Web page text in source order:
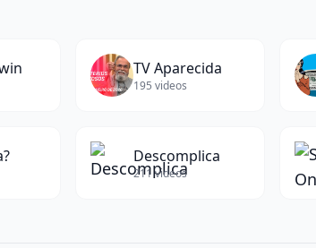
TV Aparecida
195 videos
Descomplica
211 videos